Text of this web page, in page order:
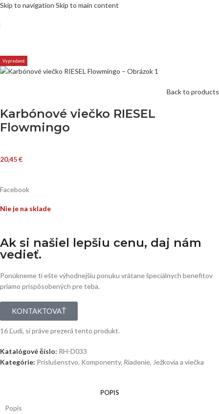
Skip to navigation Skip to main content
Vypredané
Back to products
Karbónové viečko RIESEL
Flowmingo
20,45€
Facebook
Nie je na sklade
Ak si našiel lepšiu cenu, daj nám
vedieť.
Ponúkneme ti ešte výhodnejšiu ponuku vrátane špeciálnych benefitov
priamo prispôsobených pre teba.
KONTAKTOVAŤ
16 Ľudí, si práve prezerá tento produkt.
Katalógové číslo: RH-D033
Kategórie: Príslušenstvo, Komponenty, Riadenie, Ježkovia a viečka
POPIS
Popis